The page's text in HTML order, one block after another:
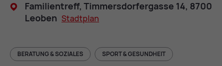
Fa­mi­li­en­treff, Tim­mers­dor­fer­gas­se 14, 8700
Leo­ben Stadt­plan
BERATUNG & SOZIALES SPORT & GESUNDHEIT